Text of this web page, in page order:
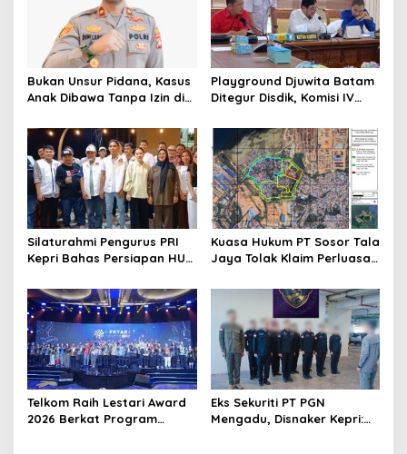
Bukan Unsur Pidana, Kasus
Anak Dibawa Tanpa Izin di
Playground Djuwita Batam
Ditegur Disdik, Komisi IV
Silaturahmi Pengurus PRI
Kepri Bahas Persiapan HUT
Konsolidasi Partai
Kuasa Hukum PT Sosor Tala
Jaya Tolak Klaim Perluasan
Telkom Raih Lestari Award
2026 Berkat Program
Eks Sekuriti PT PGN
Mengadu, Disnaker Kepri: